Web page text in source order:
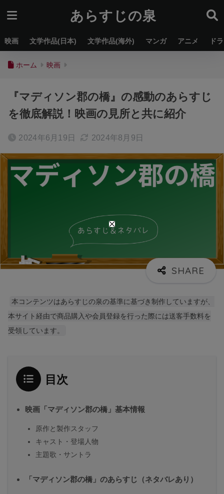
あらすじの泉
映画 文学作品(日本) 文学作品(海外) マンガ アニメ ド
ホーム 映画
『マディソン郡の橋』の感動のあらすじ
を徹底解説！映画の見所と共に紹介
2024年6月19日 2024年8月9日
本コンテンツはあらすじの泉の基準に基づき制作していますが、
本サイト経由で商品購入や会員登録を行った際には送客手数料を
受領しています。
目次
映画「マディソン郡の橋」基本情報
原作と製作スタッフ
キャスト・登場人物
主題歌・サントラ
「マディソン郡の橋」のあらすじ（ネタバレあり）